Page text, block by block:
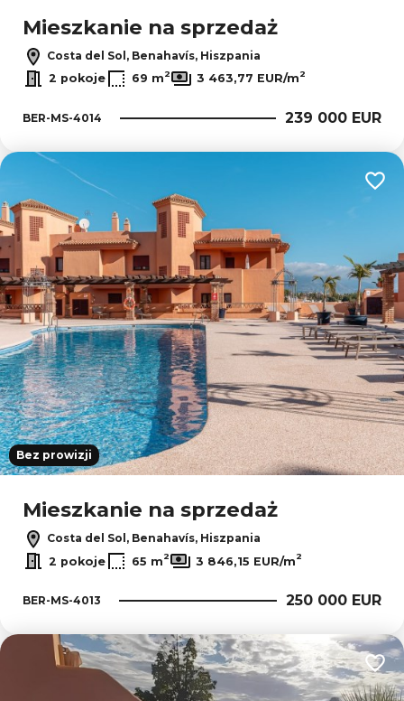
Mieszkanie na sprzedaż
Costa del Sol, Benahavís, Hiszpania
2 pokoje
69 m2 3 463,77 EUR/m2
BER-MS-4014 239 000 EUR
Bez prowizji
Mieszkanie na sprzedaż
Costa del Sol, Benahavís, Hiszpania
2 pokoje
65 m2 3 846,15 EUR/m2
BER-MS-4013 250 000 EUR